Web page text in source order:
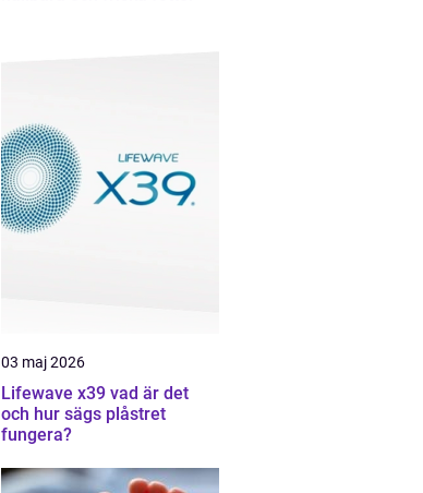
03 maj 2026
Lifewave x39 vad är det
och hur sägs plåstret
fungera?